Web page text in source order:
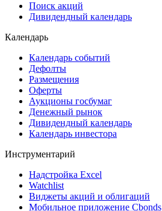
Поиск акций
Дивидендный календарь
Календарь
Календарь событий
Дефолты
Размещения
Оферты
Аукционы госбумаг
Денежный рынок
Дивидендный календарь
Календарь инвестора
Инструментарий
Надстройка Excel
Watchlist
Виджеты акций и облигаций
Мобильное приложение Cbonds